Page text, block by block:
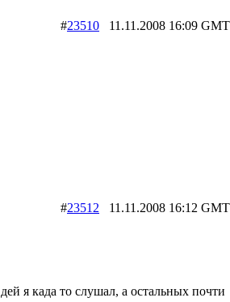
#23510 11.11.2008 16:09
#23512 11.11.2008 16:12
я када то слушал, а остальных почти